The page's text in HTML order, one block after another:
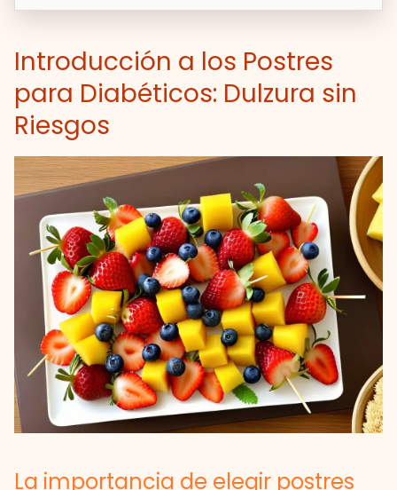
Introducción a los Postres
para Diabéticos: Dulzura sin
Riesgos
La importancia de elegir postres